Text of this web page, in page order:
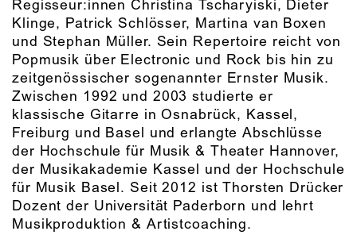
Regisseur:innen Christina Tscharyiski, Dieter
Klinge, Patrick Schlösser, Martina van Boxen
und Stephan Müller. Sein Repertoire reicht von
Popmusik über Electronic und Rock bis hin zu
zeitgenössischer sogenannter Ernster Musik.
Zwischen 1992 und 2003 studierte er
klassische Gitarre in Osnabrück, Kassel,
Freiburg und Basel und erlangte Abschlüsse
der Hochschule für Musik & Theater Hannover,
der Musikakademie Kassel und der Hochschule
für Musik Basel. Seit 2012 ist Thorsten Drücker
Dozent der Universität Paderborn und lehrt
Musikproduktion & Artistcoaching.